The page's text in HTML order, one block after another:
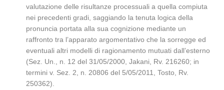
valutazione delle risultanze processuali a quella compiuta
nei precedenti gradi, saggiando la tenuta logica della
pronuncia portata alla sua cognizione mediante un
raffronto tra l’apparato argomentativo che la sorregge ed
eventuali altri modelli di ragionamento mutuati dall’esterno
(Sez. Un., n. 12 del 31/05/2000, Jakani, Rv. 216260; in
termini v. Sez. 2, n. 20806 del 5/05/2011, Tosto, Rv.
250362).